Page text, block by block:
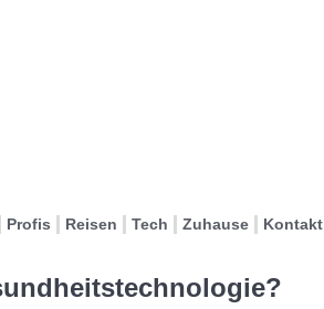
Profis Reisen Tech Zuhause Kontakt